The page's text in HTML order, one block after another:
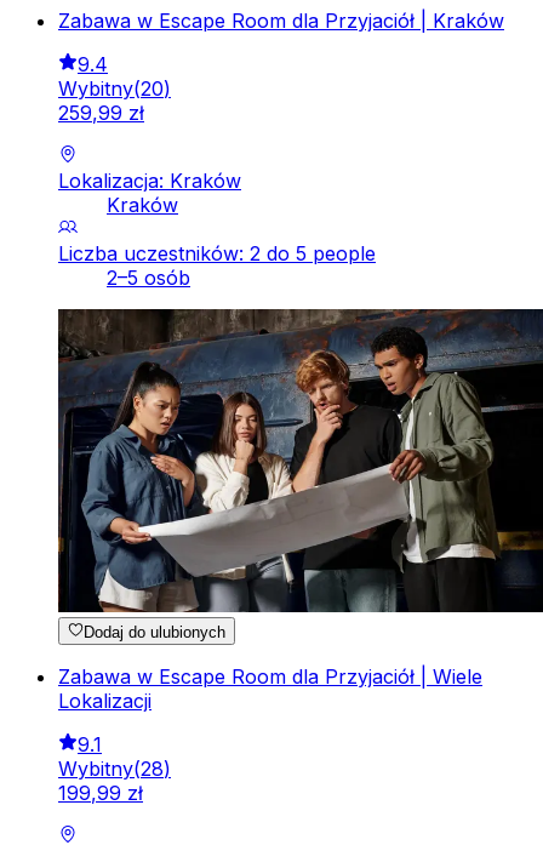
Zabawa w Escape Room dla Przyjaciół | Kraków
9.4
Wybitny(20)
259,99 zł
Lokalizacja: Kraków
Kraków
Liczba uczestników: 2 do 5 people
2–5 osób
Dodaj do ulubionych
Zabawa w Escape Room dla Przyjaciół | Wiele
Lokalizacji
9.1
Wybitny(28)
199,99 zł